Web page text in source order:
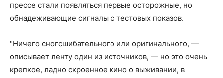
прессе стали появляться первые осторожные, но
обнадеживающие сигналы с тестовых показов.
"Ничего сногсшибательного или оригинального, —
описывает ленту один из источников, — но это очень
крепкое, ладно скроенное кино о выживании, в